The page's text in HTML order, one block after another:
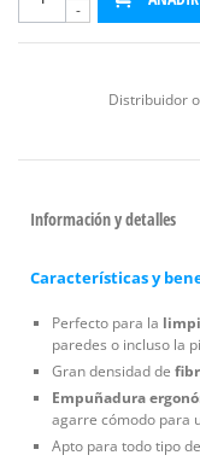
-
Distribuidor
Información y detalles
Características y
Perfecto para la
paredes o incluso la
Gran densidad de
Empuñadura
agarre cómodo para
Apto para todo tipo